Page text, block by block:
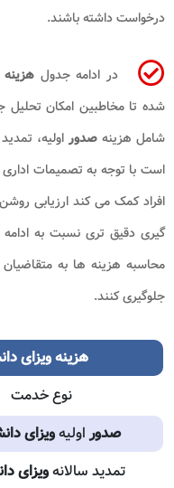
درخواست داشته باشند.
در ادامه جدول
شده تا مخاطبین امکان تحلیل
شامل هزینه صدوراولیه،
است با توجه به تصمیمات
افراد کمک می کند ارزیابی
گیری دقیق تری نسبت به
محاسبه هزینه ها به
جلوگیری کنند.
هزینه ویزای
نوع خدمت
صدوراولیهویزای
تمدید سالانهویزای